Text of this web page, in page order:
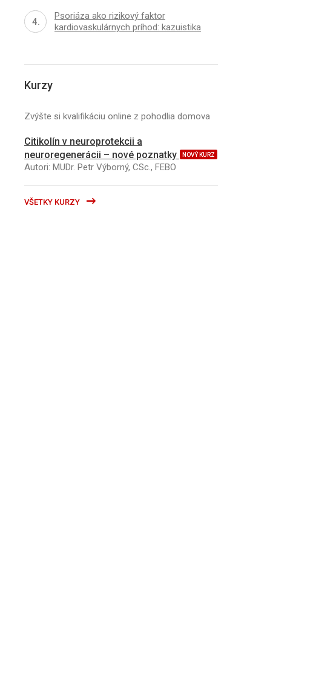
Psoriáza ako rizikový faktor
kardiovaskulárnych príhod: kazuistika
Kurzy
Zvýšte si kvalifikáciu online z pohodlia domova
Citikolín v neuroprotekcii a
neuroregenerácii – nové poznatky
NOVÝ KURZ
Autori: MUDr. Petr Výborný, CSc., FEBO
VŠETKY KURZY